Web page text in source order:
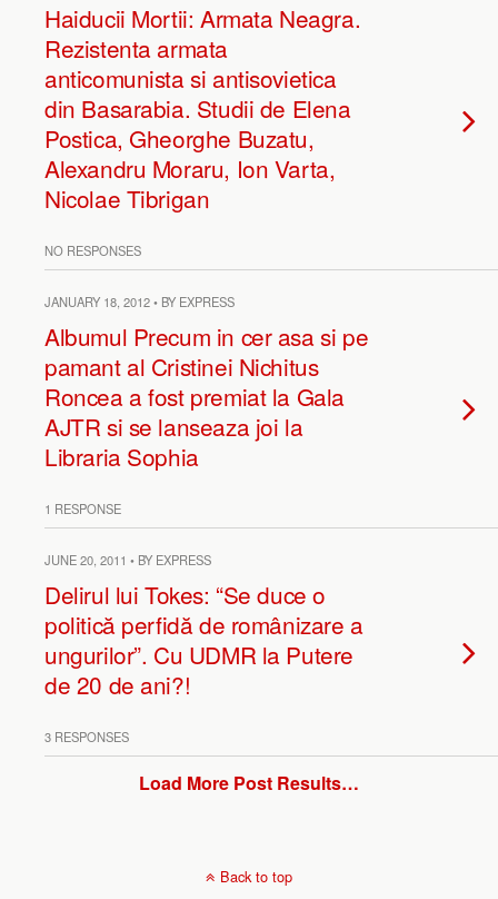
Haiducii Mortii: Armata Neagra.
Rezistenta armata
anticomunista si antisovietica
din Basarabia. Studii de Elena
Postica, Gheorghe Buzatu,
Alexandru Moraru, Ion Varta,
Nicolae Tibrigan
NO RESPONSES
JANUARY 18, 2012 • BY EXPRESS
Albumul Precum in cer asa si pe
pamant al Cristinei Nichitus
Roncea a fost premiat la Gala
AJTR si se lanseaza joi la
Libraria Sophia
1 RESPONSE
JUNE 20, 2011 • BY EXPRESS
Delirul lui Tokes: “Se duce o
politică perfidă de românizare a
ungurilor”. Cu UDMR la Putere
de 20 de ani?!
3 RESPONSES
Load More Post Results…
Back to top